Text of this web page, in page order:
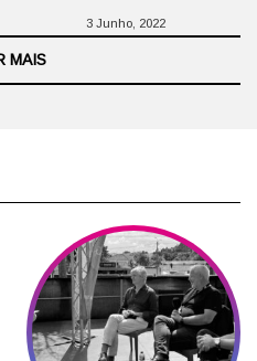
3 Junho, 2022
MAIS